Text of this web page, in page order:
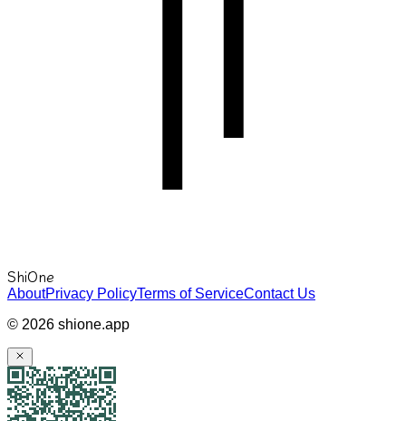
ShiOne
AboutPrivacy PolicyTerms of ServiceContact Us
© 2026 shione.app